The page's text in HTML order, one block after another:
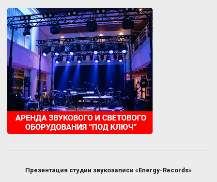
Презентация студии звукозаписи «Energy-Records»